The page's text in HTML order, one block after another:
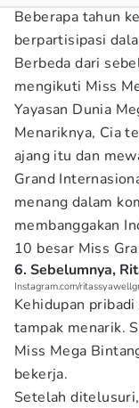
Beberapa tahun
berpartisipasi
Berbeda dari
mengikuti Miss
Yayasan Dunia
Menariknya, Cia
ajang itu dan
Grand
menang dalam
membanggakan
10 besar Miss
6. Sebelumnya,
Instagram.com/
Kehidupan
tampak menarik.
Miss Mega
bekerja.
Setelah